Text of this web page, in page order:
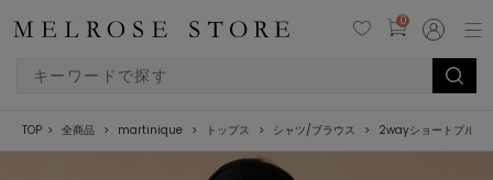
0
TOP 全商品 martinique トップス シャツ/ブラウス 2wayショートプルオ